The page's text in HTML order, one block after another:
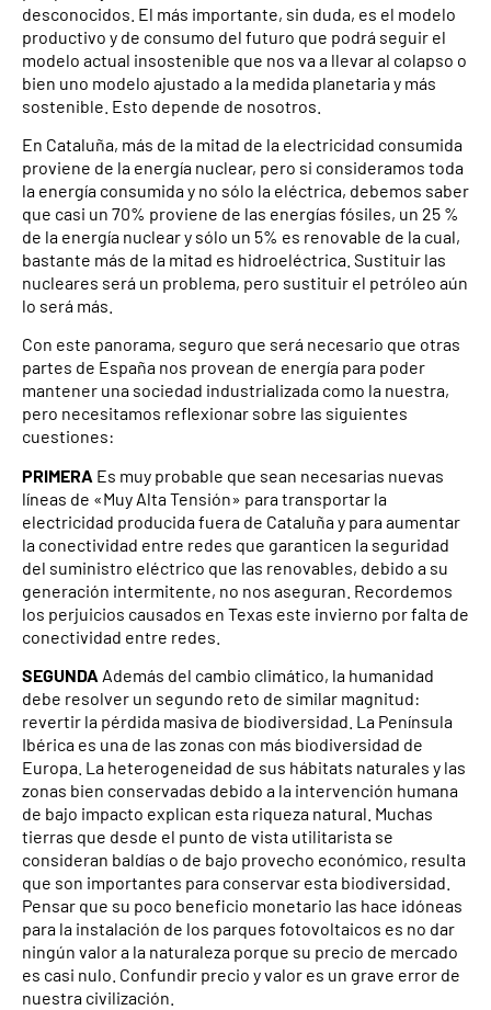
desconocidos. El más importante, sin duda, es el modelo
productivo y de consumo del futuro que podrá seguir el
modelo actual insostenible que nos va a llevar al colapso o
bien uno modelo ajustado a la medida planetaria y más
sostenible. Esto depende de nosotros.
En Cataluña, más de la mitad de la electricidad consumida
proviene de la energía nuclear, pero si consideramos toda
la energía consumida y no sólo la eléctrica, debemos saber
que casi un 70% proviene de las energías fósiles, un 25 %
de la energía nuclear y sólo un 5% es renovable de la cual,
bastante más de la mitad es hidroeléctrica. Sustituir las
nucleares será un problema, pero sustituir el petróleo aún
lo será más.
Con este panorama, seguro que será necesario que otras
partes de España nos provean de energía para poder
mantener una sociedad industrializada como la nuestra,
pero necesitamos reflexionar sobre las siguientes
cuestiones:
PRIMERA Es muy probable que sean necesarias nuevas
líneas de «Muy Alta Tensión» para transportar la
electricidad producida fuera de Cataluña y para aumentar
la conectividad entre redes que garanticen la seguridad
del suministro eléctrico que las renovables, debido a su
generación intermitente, no nos aseguran. Recordemos
los perjuicios causados en Texas este invierno por falta de
conectividad entre redes.
SEGUNDA Además del cambio climático, la humanidad
debe resolver un segundo reto de similar magnitud:
revertir la pérdida masiva de biodiversidad. La Península
Ibérica es una de las zonas con más biodiversidad de
Europa. La heterogeneidad de sus hábitats naturales y las
zonas bien conservadas debido a la intervención humana
de bajo impacto explican esta riqueza natural. Muchas
tierras que desde el punto de vista utilitarista se
consideran baldías o de bajo provecho económico, resulta
que son importantes para conservar esta biodiversidad.
Pensar que su poco beneficio monetario las hace idóneas
para la instalación de los parques fotovoltaicos es no dar
ningún valor a la naturaleza porque su precio de mercado
es casi nulo. Confundir precio y valor es un grave error de
nuestra civilización.